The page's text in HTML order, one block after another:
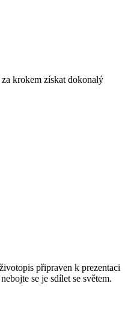
krokem získat dokonalý
připraven k prezentaci
se je sdílet se světem.